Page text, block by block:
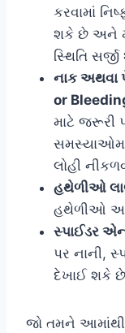
કરવામાં
શકે છે અને
સ્થિતિ
નાક અથવા
or
માટે જરૂરી
લોહી
હથેળીઓ
હથેળીઓ
સ્પાઈડર
પર નાની,
દેખાઈ શકે
જો તમને આમાંથી